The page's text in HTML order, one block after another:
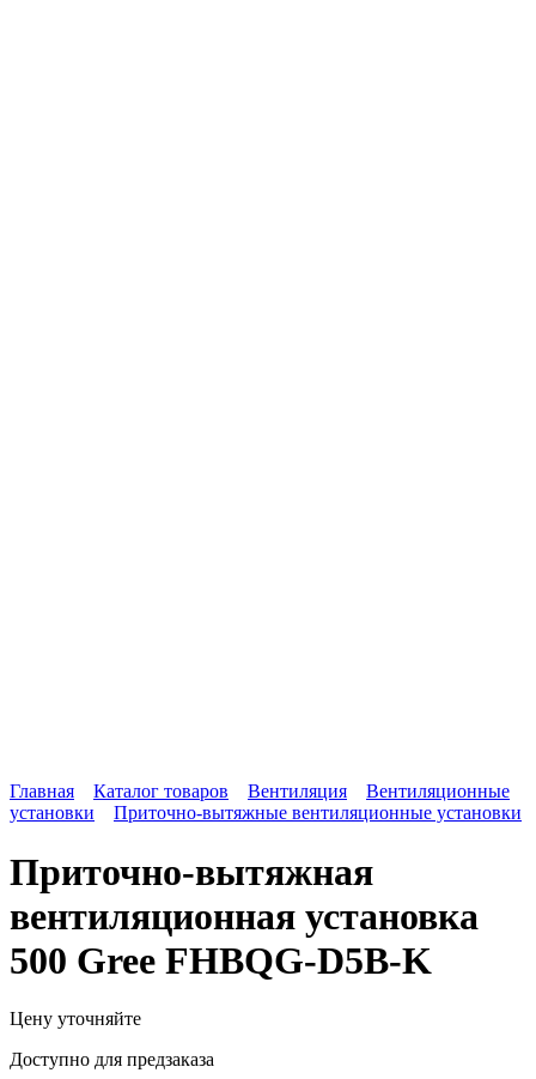
Главная Каталог товаров Вентиляция
Вентиляционные
установки
Приточно-вытяжные вентиляционные установки
Приточно-вытяжная
вентиляционная установка
500 Gree FHBQG-D5B-K
Цену уточняйте
Доступно для предзаказа